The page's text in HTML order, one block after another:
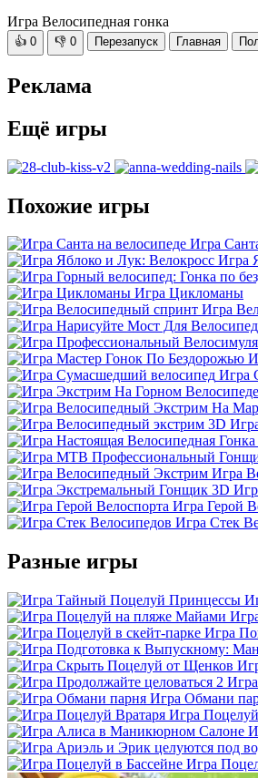
Игра Велосипедная гонка
👍 0 👎 0 Перезапуск Главная
Реклама
Ещё игры
Похожие игры
Игра
Игра
Игра Цикломаны
Игра
Игра
Игра
Игра Герой
Игра Стек
Разные игры
Игра
Игра Обмани
Игра
Игра